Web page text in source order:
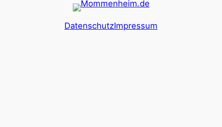
DatenschutzImpressum